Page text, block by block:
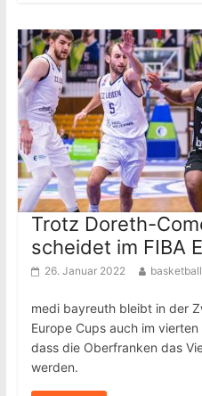
Trotz Doreth-
scheidet im FIBA
26. Januar 2022
medi bayreuth bleibt in der
Europe Cups auch im
dass die Oberfranken das
werden.